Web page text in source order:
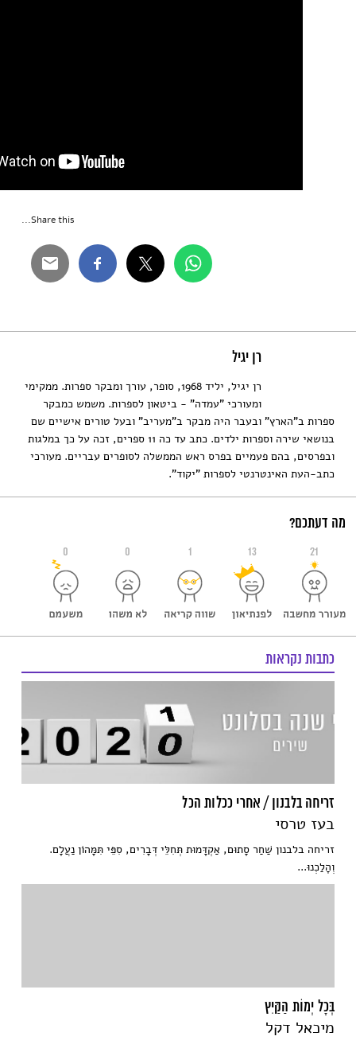
Share this...
רן יגיל
רן יגיל, יליד 1968, סופר, עורך ומבקר ספרות. ממקימי
ומעורכי "עמדה" - ביטאון לספרות. משמש כמבקר
ספרות ב"הארץ" ובעבר היה מבקר ב"מעריב" ובעל טורים אישיים שם
בנושאי שירה וספרות ילדים. כתב עד כה 11 ספרים, זכה על כך במלגות
ובפרסים, בהם פעמיים בפרס ראש הממשלה לסופרים עבריים. מעורכי
כתב-העת האינטרנטי לספרות "יקוד".
מה דעתכם?
0 0 1 13 21
כתבות נקראות
זריחה בלבנון / אחרי ככלות הכל
בעז טרסי
זריחה בלבנון שַׁחַר סָתוּם, אַקְדָּמוּת תְּחִלֵּי דְּבָרִים, סִפֵּי תִּמָּהוֹן נַעֲלָם.
וְהָלַכְנוּ...
בְּכָל יְמוֹת הַקַּיִץ
מיכאל דקל